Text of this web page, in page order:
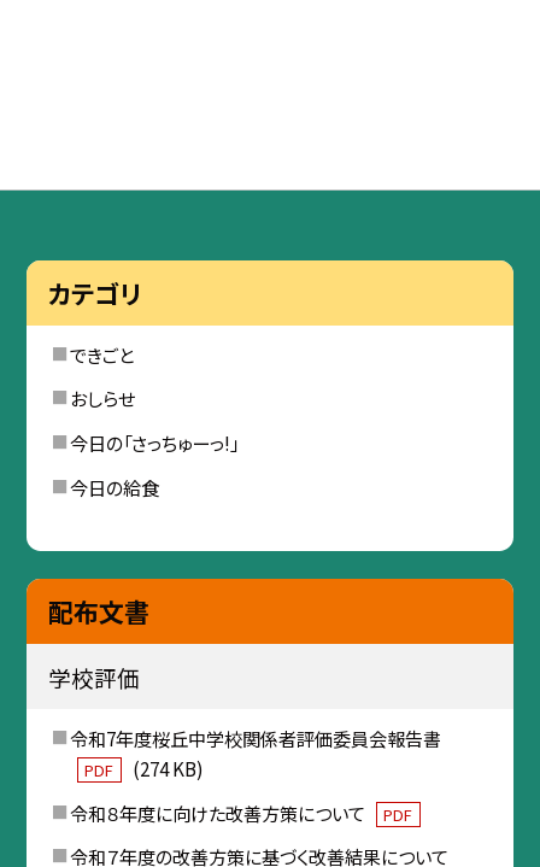
カテゴリ
できごと
おしらせ
今日の「さっちゅーっ!」
今日の給食
配布文書
学校評価
令和7年度桜丘中学校関係者評価委員会報告書
PDF
(274 KB)
令和８年度に向けた改善方策について
PDF
令和７年度の改善方策に基づく改善結果について